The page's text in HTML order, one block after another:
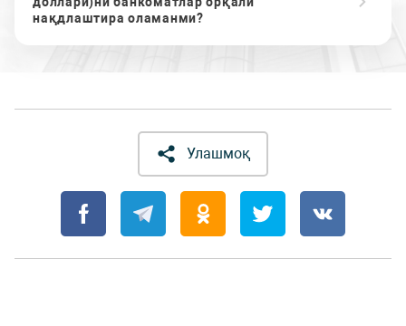
нақдлаштира оламанми?
Улашмоқ